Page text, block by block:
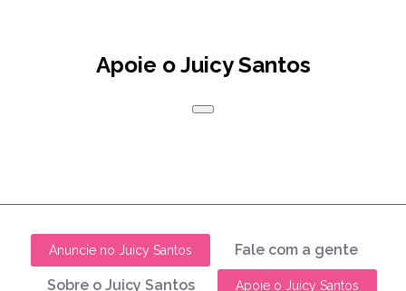
Apoie o Juicy Santos
Anuncie no Juicy Santos Fale com a gente
Sobre o Juicy Santos Apoie o Juicy Santos